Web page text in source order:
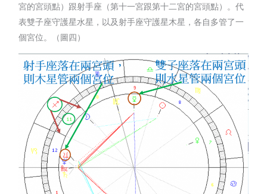
宮的宮頭點）跟射手座（第十一宮跟第十二宮的宮頭點）。代
表雙子座守護星水星，以及射手座守護星木星，各自多管了一
個宮位。（圖四）